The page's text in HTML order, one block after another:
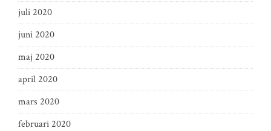
juli 2020
juni 2020
maj 2020
april 2020
mars 2020
februari 2020